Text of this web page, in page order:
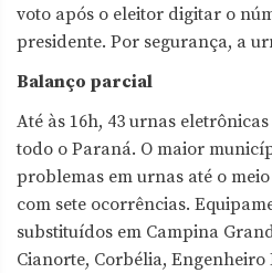
voto após o eleitor digitar o
presidente. Por segurança, a
Balanço parcial
Até às 16h, 43 urnas
todo o Paraná. O maior
problemas em urnas até o
com sete ocorrências.
substituídos em Campina
Cianorte, Corbélia,